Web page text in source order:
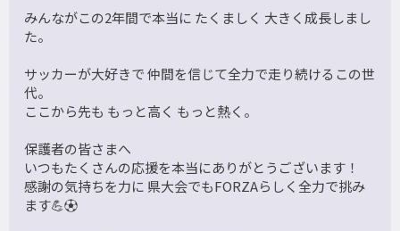
みんながこの2年間で本当に たくましく 大きく成長しまし
た。
サッカーが大好きで 仲間を信じて全力で走り続けるこの世
代。
ここから先も もっと高く もっと熱く。
保護者の皆さまへ
いつもたくさんの応援を本当にありがとうございます！
感謝の気持ちを力に 県大会でもFORZAらしく全力で挑み
ます💪⚽️